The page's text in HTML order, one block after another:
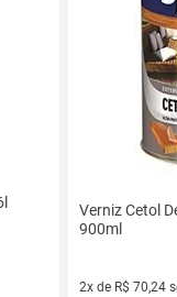
Verniz Cetol
900ml
2x de R$ 70,24